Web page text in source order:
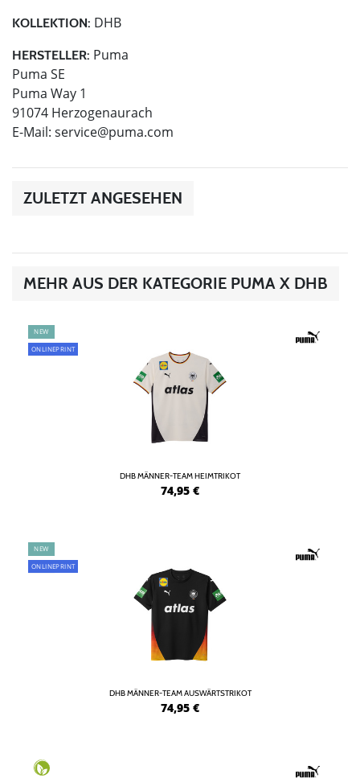
KOLLEKTION: DHB
HERSTELLER: Puma
Puma SE
Puma Way 1
91074 Herzogenaurach
E-Mail: service@puma.com
ZULETZT ANGESEHEN
MEHR AUS DER KATEGORIE PUMA X DHB
NEW
ONLINEPRINT
DHB MÄNNER-TEAM HEIMTRIKOT
74,95 €
NEW
ONLINEPRINT
DHB MÄNNER-TEAM AUSWÄRTSTRIKOT
74,95 €